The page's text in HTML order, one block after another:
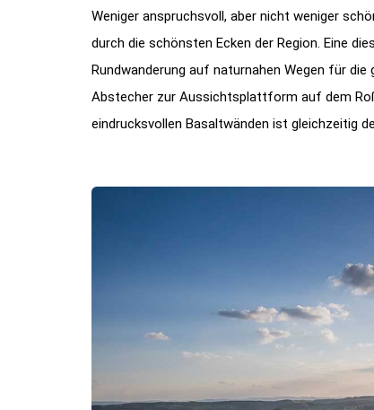
Weniger anspruchsvoll, aber nicht weniger
durch die schönsten Ecken der Region. Eine
Rundwanderung auf naturnahen Wegen für
Abstecher zur Aussichtsplattform auf dem
eindrucksvollen Basaltwänden ist gleichzeitig